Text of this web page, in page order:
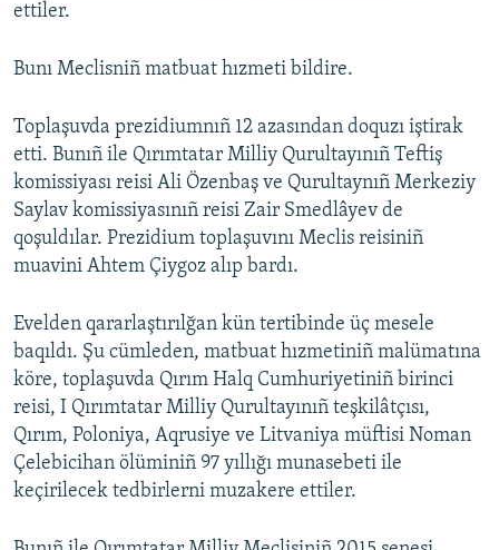
ettiler.
Bunı Meclisniñ matbuat hızmeti bildire.
Toplaşuvda prezidiumnıñ 12 azasından doquzı iştirak
etti. Bunıñ ile Qırımtatar Milliy Qurultayınıñ Teftiş
komissiyası reisi Ali Özenbaş ve Qurultaynıñ Merkeziy
Saylav komissiyasınıñ reisi Zair Smedlâyev de
qoşuldılar. Prezidium toplaşuvını Meclis reisiniñ
muavini Ahtem Çiygoz alıp bardı.
Evelden qararlaştırılğan kün tertibinde üç mesele
baqıldı. Şu cümleden, matbuat hızmetiniñ malümatına
köre, toplaşuvda Qırım Halq Cumhuriyetiniñ birinci
reisi, I Qırımtatar Milliy Qurultayınıñ teşkilâtçısı,
Qırım, Poloniya, Aqrusiye ve Litvaniya müftisi Noman
Çelebicihan ölüminiñ 97 yıllığı munasebeti ile
keçirilecek tedbirlerni muzakere ettiler.